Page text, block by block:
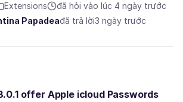
Extensions
đã hỏi vào lúc 4 ngày trước
Papadeađã trả lời3 ngày trước
offer Apple icloud Passwords